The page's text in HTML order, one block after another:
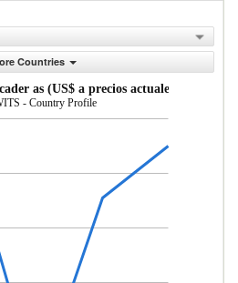
Countries
as (US$ a precios actuales)
- Country Profile